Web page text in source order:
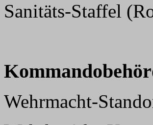
Sanitäts-Staffel
Wehrmacht-